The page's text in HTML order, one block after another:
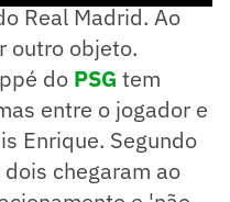
Real Madrid. Ao
outro objeto.
do PSG tem
entre o jogador e
Enrique. Segundo
chegaram ao